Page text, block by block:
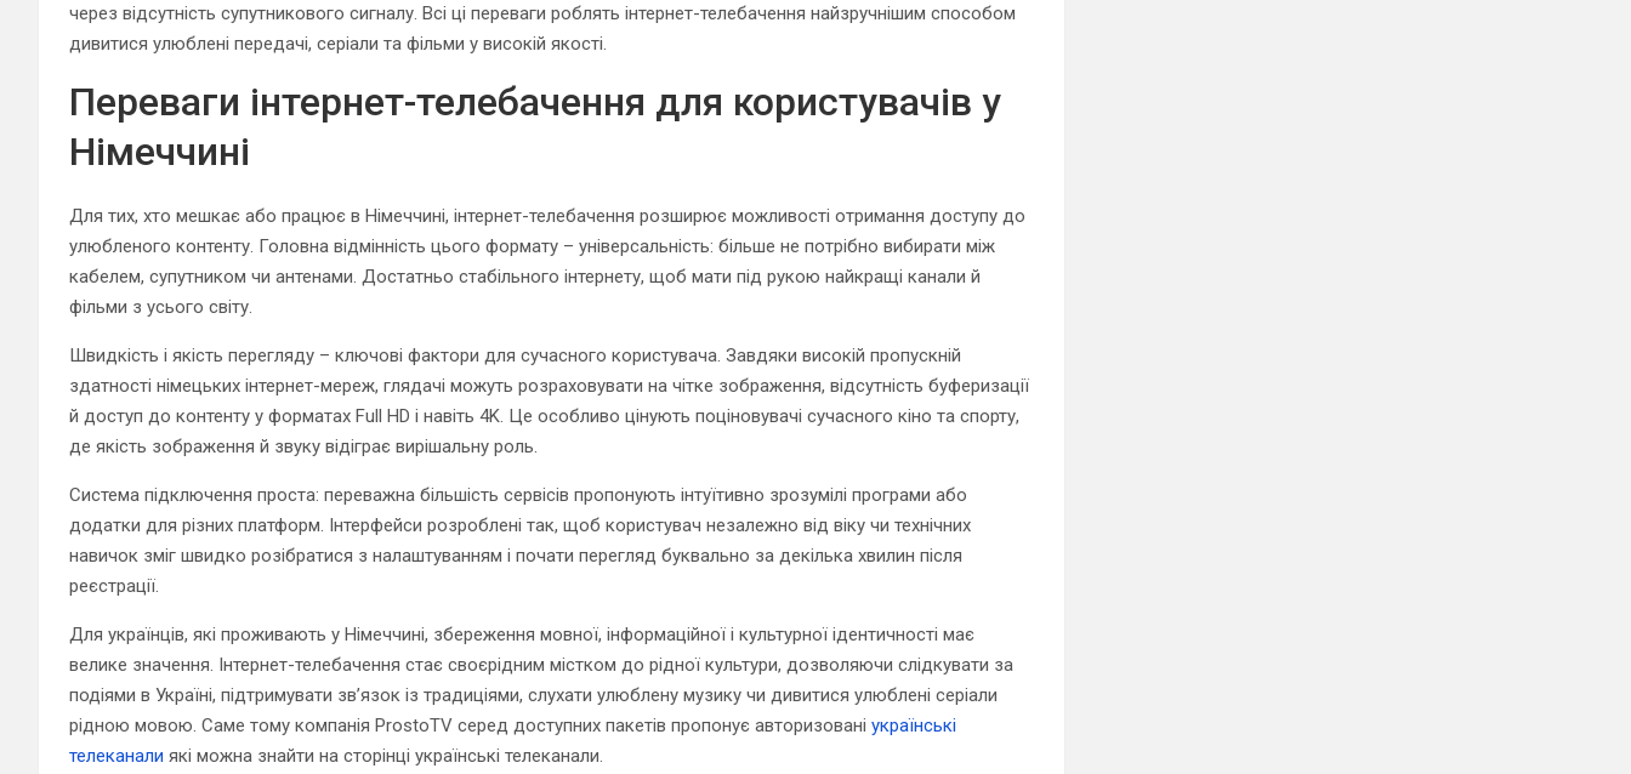
через відсутність супутникового сигналу. Всі ці переваги роблять інтернет-телебачення найзручнішим способом
дивитися улюблені передачі, серіали та фільми у високій якості.
Переваги інтернет-телебачення для користувачів у
Німеччині
Для тих, хто мешкає або працює в Німеччині, інтернет-телебачення розширює можливості отримання доступу до
улюбленого контенту. Головна відмінність цього формату – універсальність: більше не потрібно вибирати між
кабелем, супутником чи антенами. Достатньо стабільного інтернету, щоб мати під рукою найкращі канали й
фільми з усього світу.
Швидкість і якість перегляду – ключові фактори для сучасного користувача. Завдяки високій пропускній
здатності німецьких інтернет-мереж, глядачі можуть розраховувати на чітке зображення, відсутність буферизації
й доступ до контенту у форматах Full HD і навіть 4K. Це особливо цінують поціновувачі сучасного кіно та спорту,
де якість зображення й звуку відіграє вирішальну роль.
Система підключення проста: переважна більшість сервісів пропонують інтуїтивно зрозумілі програми або
додатки для різних платформ. Інтерфейси розроблені так, щоб користувач незалежно від віку чи технічних
навичок зміг швидко розібратися з налаштуванням і почати перегляд буквально за декілька хвилин після
реєстрації.
Для українців, які проживають у Німеччині, збереження мовної, інформаційної і культурної ідентичності має
велике значення. Інтернет-телебачення стає своєрідним містком до рідної культури, дозволяючи слідкувати за
подіями в Україні, підтримувати зв’язок із традиціями, слухати улюблену музику чи дивитися улюблені серіали
рідною мовою. Саме тому компанія ProstoTV серед доступних пакетів пропонує авторизовані українські
телеканали які можна знайти на сторінці українські телеканали.